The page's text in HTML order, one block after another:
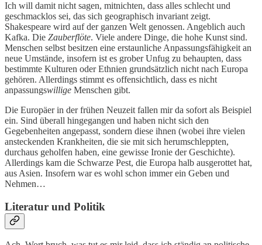
Ich will damit nicht sagen, mitnichten, dass alles schlecht und
geschmacklos sei, das sich geographisch invariant zeigt.
Shakespeare wird auf der ganzen Welt genossen. Angeblich auch
Kafka. Die Zauberflöte. Viele andere Dinge, die hohe Kunst sind.
Menschen selbst besitzen eine erstaunliche Anpassungsfähigkeit an
neue Umstände, insofern ist es grober Unfug zu behaupten, dass
bestimmte Kulturen oder Ethnien grundsätzlich nicht nach Europa
gehören. Allerdings stimmt es offensichtlich, dass es nicht
anpassungswillige Menschen gibt.
Die Europäer in der frühen Neuzeit fallen mir da sofort als Beispiel
ein. Sind überall hingegangen und haben nicht sich den
Gegebenheiten angepasst, sondern diese ihnen (wobei ihre vielen
ansteckenden Krankheiten, die sie mit sich herumschleppten,
durchaus geholfen haben, eine gewisse Ironie der Geschichte).
Allerdings kam die Schwarze Pest, die Europa halb ausgerottet hat,
aus Asien. Insofern war es wohl schon immer ein Geben und
Nehmen…
Literatur und Politik